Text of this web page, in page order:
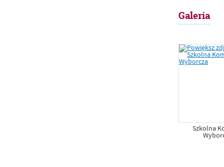
Galeria
Szkolna